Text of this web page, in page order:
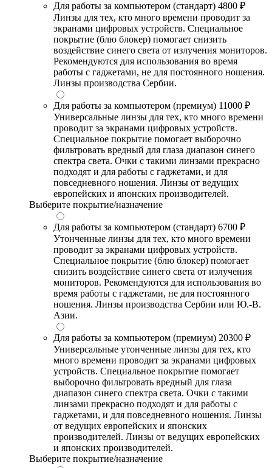
Для работы за компьютером (стандарт) 4800 ₽
Линзы для тех, кто много времени проводит за
экранами цифровых устройств. Специальное
покрытие (блю блокер) помогает снизить
воздействие синего света от излучения мониторов.
Рекомендуются для использования во время
работы с гаджетами, не для постоянного ношения.
Линзы производства Сербии.
Для работы за компьютером (премиум) 11000 ₽
Универсальные линзы для тех, кто много времени
проводит за экранами цифровых устройств.
Специальное покрытие помогает выборочно
фильтровать вредный для глаза диапазон синего
спектра света. Очки с такими линзами прекрасно
подходят и для работы с гаджетами, и для
повседневного ношения. Линзы от ведущих
европейских и японских производителей.
Выберите покрытие/назначение
Для работы за компьютером (стандарт) 6700 ₽
Утонченные линзы для тех, кто много времени
проводит за экранами цифровых устройств.
Специальное покрытие (блю блокер) помогает
снизить воздействие синего света от излучения
мониторов. Рекомендуются для использования во
время работы с гаджетами, не для постоянного
ношения. Линзы производства Сербии или Ю.-В.
Азии.
Для работы за компьютером (премиум) 20300 ₽
Универсальные утонченные линзы для тех, кто
много времени проводит за экранами цифровых
устройств. Специальное покрытие помогает
выборочно фильтровать вредный для глаза
диапазон синего спектра света. Очки с такими
линзами прекрасно подходят и для работы с
гаджетами, и для повседневного ношения. Линзы
от ведущих европейских и японских
производителей. Линзы от ведущих европейских
и японских производителей.
Выберите покрытие/назначение